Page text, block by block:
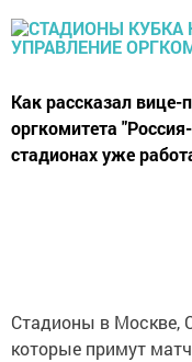
Как рассказал
оргкомитета
стадионах уже
Стадионы в Москве,
которые примут